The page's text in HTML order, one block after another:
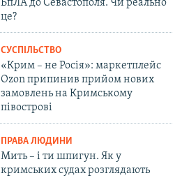
БпЛА до Севастополя. Чи реально
це?
СУСПІЛЬСТВО
«Крим – не Росія»: маркетплейс
Ozon припинив прийом нових
замовлень на Кримському
півострові
ПРАВА ЛЮДИНИ
Мить – і ти шпигун. Як у
кримських судах розглядають